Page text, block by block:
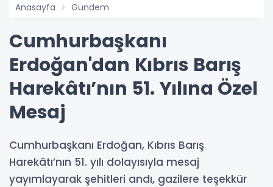
Anasayfa Gündem
Cumhurbaşkanı
Erdoğan'dan Kıbrıs Barış
Harekâtı’nın 51. Yılına Özel
Mesaj
Cumhurbaşkanı Erdoğan, Kıbrıs Barış
Harekâtı’nın 51. yılı dolayısıyla mesaj
yayımlayarak şehitleri andı, gazilere teşekkür